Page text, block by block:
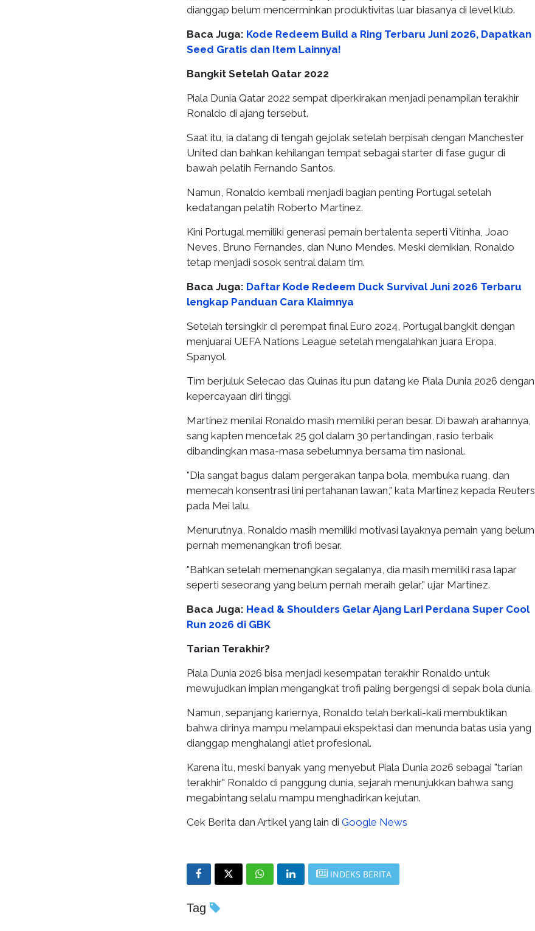
dianggap belum mencerminkan produktivitas luar biasanya di level klub.
Baca Juga: Kode Redeem Build a Ring Terbaru Juni 2026, Dapatkan
Seed Gratis dan Item Lainnya!
Bangkit Setelah Qatar 2022
Piala Dunia Qatar 2022 sempat diperkirakan menjadi penampilan terakhir
Ronaldo di ajang tersebut.
Saat itu, ia datang di tengah gejolak setelah berpisah dengan Manchester
United dan bahkan kehilangan tempat sebagai starter di fase gugur di
bawah pelatih Fernando Santos.
Namun, Ronaldo kembali menjadi bagian penting Portugal setelah
kedatangan pelatih Roberto Martinez.
Kini Portugal memiliki generasi pemain bertalenta seperti Vitinha, Joao
Neves, Bruno Fernandes, dan Nuno Mendes. Meski demikian, Ronaldo
tetap menjadi sosok sentral dalam tim.
Baca Juga: Daftar Kode Redeem Duck Survival Juni 2026 Terbaru
lengkap Panduan Cara Klaimnya
Setelah tersingkir di perempat final Euro 2024, Portugal bangkit dengan
menjuarai UEFA Nations League setelah mengalahkan juara Eropa,
Spanyol.
Tim berjuluk Selecao das Quinas itu pun datang ke Piala Dunia 2026 dengan
kepercayaan diri tinggi.
Martinez menilai Ronaldo masih memiliki peran besar. Di bawah arahannya,
sang kapten mencetak 25 gol dalam 30 pertandingan, rasio terbaik
dibandingkan masa-masa sebelumnya bersama tim nasional.
"Dia sangat bagus dalam pergerakan tanpa bola, membuka ruang, dan
memecah konsentrasi lini pertahanan lawan," kata Martinez kepada Reuters
pada Mei lalu.
Menurutnya, Ronaldo masih memiliki motivasi layaknya pemain yang belum
pernah memenangkan trofi besar.
"Bahkan setelah memenangkan segalanya, dia masih memiliki rasa lapar
seperti seseorang yang belum pernah meraih gelar," ujar Martinez.
Baca Juga: Head & Shoulders Gelar Ajang Lari Perdana Super Cool
Run 2026 di GBK
Tarian Terakhir?
Piala Dunia 2026 bisa menjadi kesempatan terakhir Ronaldo untuk
mewujudkan impian mengangkat trofi paling bergengsi di sepak bola dunia.
Namun, sepanjang kariernya, Ronaldo telah berkali-kali membuktikan
bahwa dirinya mampu melampaui ekspektasi dan menunda batas usia yang
dianggap menghalangi atlet profesional.
Karena itu, meski banyak yang menyebut Piala Dunia 2026 sebagai "tarian
terakhir" Ronaldo di panggung dunia, sejarah menunjukkan bahwa sang
megabintang selalu mampu menghadirkan kejutan.
Cek Berita dan Artikel yang lain di Google News
INDEKS BERITA
Tag